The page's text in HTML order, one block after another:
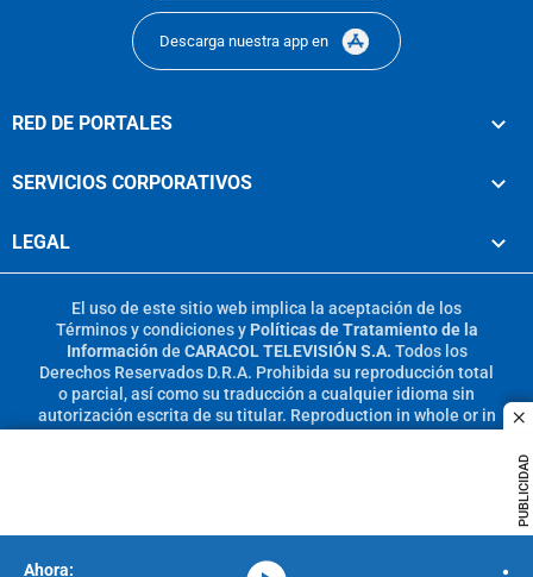
PUBLICIDAD
Descarga nuestra app en
RED DE PORTALES
SERVICIOS CORPORATIVOS
LEGAL
El uso de este sitio web implica la aceptación de los
Términos y condicionesy Políticas de Tratamiento de la
Información de CARACOL TELEVISIÓN S.A. Todos los
Derechos Reservados D.R.A. Prohibida su reproducción total
o parcial, así como su traducción a cualquier idioma sin
autorización escrita de su titular. Reproduction in whole or in